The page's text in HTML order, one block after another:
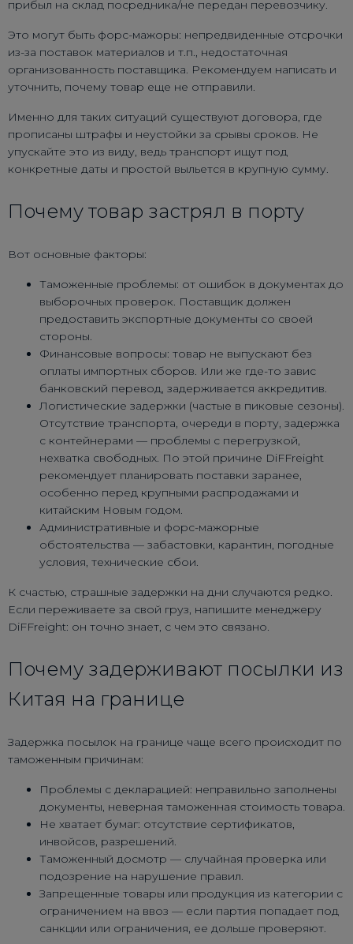
прибыл на склад посредника/не передан перевозчику.
Это могут быть форс-мажоры: непредвиденные отсрочки
из-за поставок материалов и т.п., недостаточная
организованность поставщика. Рекомендуем написать и
уточнить, почему товар еще не отправили.
Именно для таких ситуаций существуют договора, где
прописаны штрафы и неустойки за срывы сроков. Не
упускайте это из виду, ведь транспорт ищут под
конкретные даты и простой выльется в крупную сумму.
Почему товар застрял в порту
Вот основные факторы:
Таможенные проблемы: от ошибок в документах до
выборочных проверок. Поставщик должен
предоставить экспортные документы со своей
стороны.
Финансовые вопросы: товар не выпускают без
оплаты импортных сборов. Или же где-то завис
банковский перевод, задерживается аккредитив.
Логистические задержки (частые в пиковые сезоны).
Отсутствие транспорта, очереди в порту, задержка
с контейнерами — проблемы с перегрузкой,
нехватка свободных. По этой причине DiFFreight
рекомендует планировать поставки заранее,
особенно перед крупными распродажами и
китайским Новым годом.
Административные и форс-мажорные
обстоятельства — забастовки, карантин, погодные
условия, технические сбои.
К счастью, страшные задержки на дни случаются редко.
Если переживаете за свой груз, напишите менеджеру
DiFFreight: он точно знает, с чем это связано.
Почему задерживают посылки из
Китая на границе
Задержка посылок на границе чаще всего происходит по
таможенным причинам:
Проблемы с декларацией: неправильно заполнены
документы, неверная таможенная стоимость товара.
Не хватает бумаг: отсутствие сертификатов,
инвойсов, разрешений.
Таможенный досмотр — случайная проверка или
подозрение на нарушение правил.
Запрещенные товары или продукция из категории с
ограничением на ввоз — если партия попадает под
санкции или ограничения, ее дольше проверяют.